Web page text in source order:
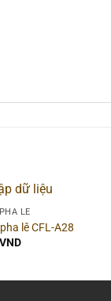
LÊ
lê CFL-A28